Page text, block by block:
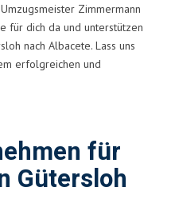
Zimmermann
für dich da und unterstützen
nach Albacete. Lass uns
erfolgreichen und
für
Gütersloh